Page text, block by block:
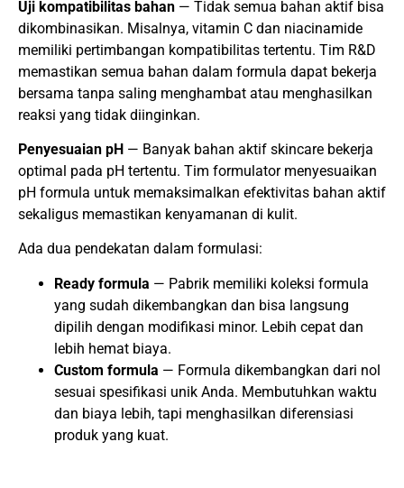
Uji kompatibilitas bahan — Tidak semua bahan aktif bisa
dikombinasikan. Misalnya, vitamin C dan niacinamide
memiliki pertimbangan kompatibilitas tertentu. Tim R&D
memastikan semua bahan dalam formula dapat bekerja
bersama tanpa saling menghambat atau menghasilkan
reaksi yang tidak diinginkan.
Penyesuaian pH — Banyak bahan aktif skincare bekerja
optimal pada pH tertentu. Tim formulator menyesuaikan
pH formula untuk memaksimalkan efektivitas bahan aktif
sekaligus memastikan kenyamanan di kulit.
Ada dua pendekatan dalam formulasi:
Ready formula — Pabrik memiliki koleksi formula
yang sudah dikembangkan dan bisa langsung
dipilih dengan modifikasi minor. Lebih cepat dan
lebih hemat biaya.
Custom formula — Formula dikembangkan dari nol
sesuai spesifikasi unik Anda. Membutuhkan waktu
dan biaya lebih, tapi menghasilkan diferensiasi
produk yang kuat.